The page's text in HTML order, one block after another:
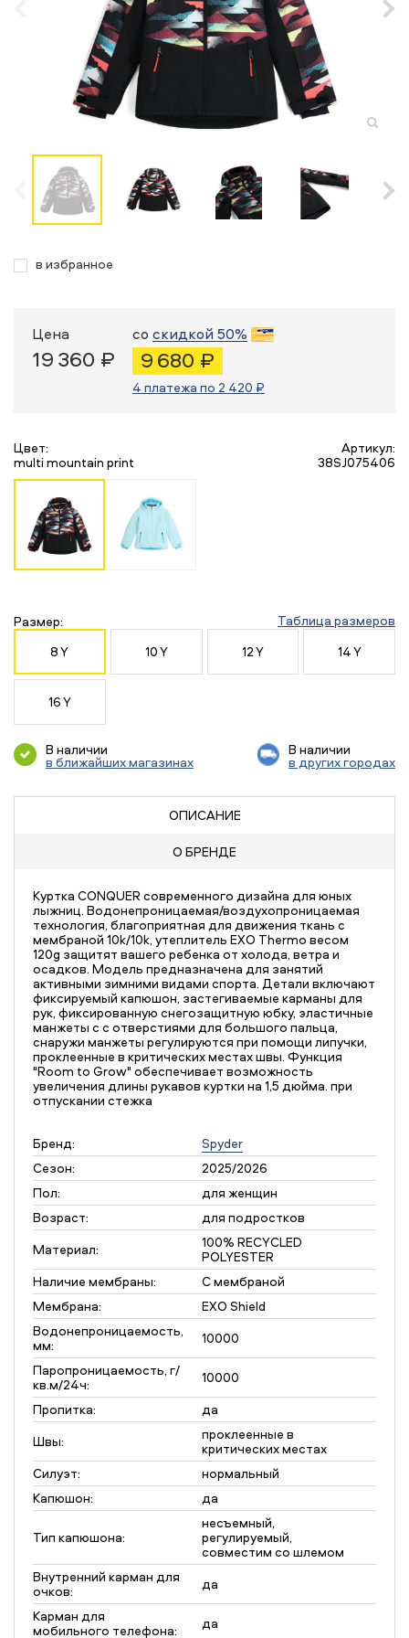
в избранное
Цена
19 360 ₽
со скидкой 50%
9 680 ₽
4 платежа по 2 420 ₽
Цвет:
multi mountain print
Артикул:
38SJ075406
Размер:
Таблица размеров
8 Y
10 Y 12 Y 14 Y
16 Y
В наличии
в ближайших магазинах
В наличии
в других городах
ОПИСАНИЕ
О БРЕНДЕ
Куртка CONQUER современного дизайна для юных
лыжниц. Водонепроницаемая/воздухопроницаемая
технология, благоприятная для движения ткань с
мембраной 10k/10k, утеплитель EXO Thermo весом
120g защитят вашего ребенка от холода, ветра и
осадков. Модель предназначена для занятий
активными зимними видами спорта. Детали включают
фиксируемый капюшон, застегиваемые карманы для
рук, фиксированную снегозащитную юбку, эластичные
манжеты с с отверстиями для большого пальца,
снаружи манжеты регулируются при помощи липучки,
проклеенные в критических местах швы. Функция
"Room to Grow" обеспечивает возможность
увеличения длины рукавов куртки на 1,5 дюйма. при
отпускании стежка
Бренд:
Spyder
Сезон:
2025/2026
Пол:
для женщин
Возраст:
для подростков
Материал:
100% RECYCLED
POLYESTER
Наличие мембраны:
С мембраной
Мембрана:
EXO Shield
Водонепроницаемость,
мм:
10000
Паропроницаемость, г/
кв.м/24ч:
10000
Пропитка:
да
Швы:
проклеенные в
критических местах
Силуэт:
нормальный
Капюшон:
да
Тип капюшона:
несъемный,
регулируемый,
совместим со шлемом
Внутренний карман для
очков:
да
Карман для
мобильного телефона:
да